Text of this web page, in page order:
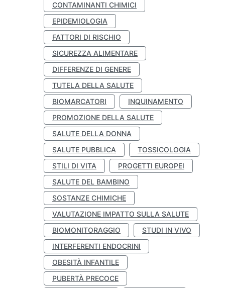
CONTAMINANTI CHIMICI
EPIDEMIOLOGIA
FATTORI DI RISCHIO
SICUREZZA ALIMENTARE
DIFFERENZE DI GENERE
TUTELA DELLA SALUTE
BIOMARCATORI
INQUINAMENTO
PROMOZIONE DELLA SALUTE
SALUTE DELLA DONNA
SALUTE PUBBLICA
TOSSICOLOGIA
STILI DI VITA
PROGETTI EUROPEI
SALUTE DEL BAMBINO
SOSTANZE CHIMICHE
VALUTAZIONE IMPATTO SULLA SALUTE
BIOMONITORAGGIO
STUDI IN VIVO
INTERFERENTI ENDOCRINI
OBESITÀ INFANTILE
PUBERTÀ PRECOCE